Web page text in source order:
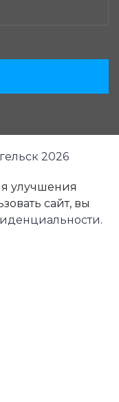
2026
улучшения
сайт, вы
.